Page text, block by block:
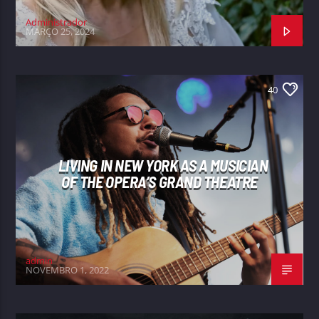
Administrador
MARÇO 25, 2024
40
LIVING IN NEW YORK AS A MUSICIAN
OF THE OPERA’S GRAND THEATRE
admin
NOVEMBRO 1, 2022